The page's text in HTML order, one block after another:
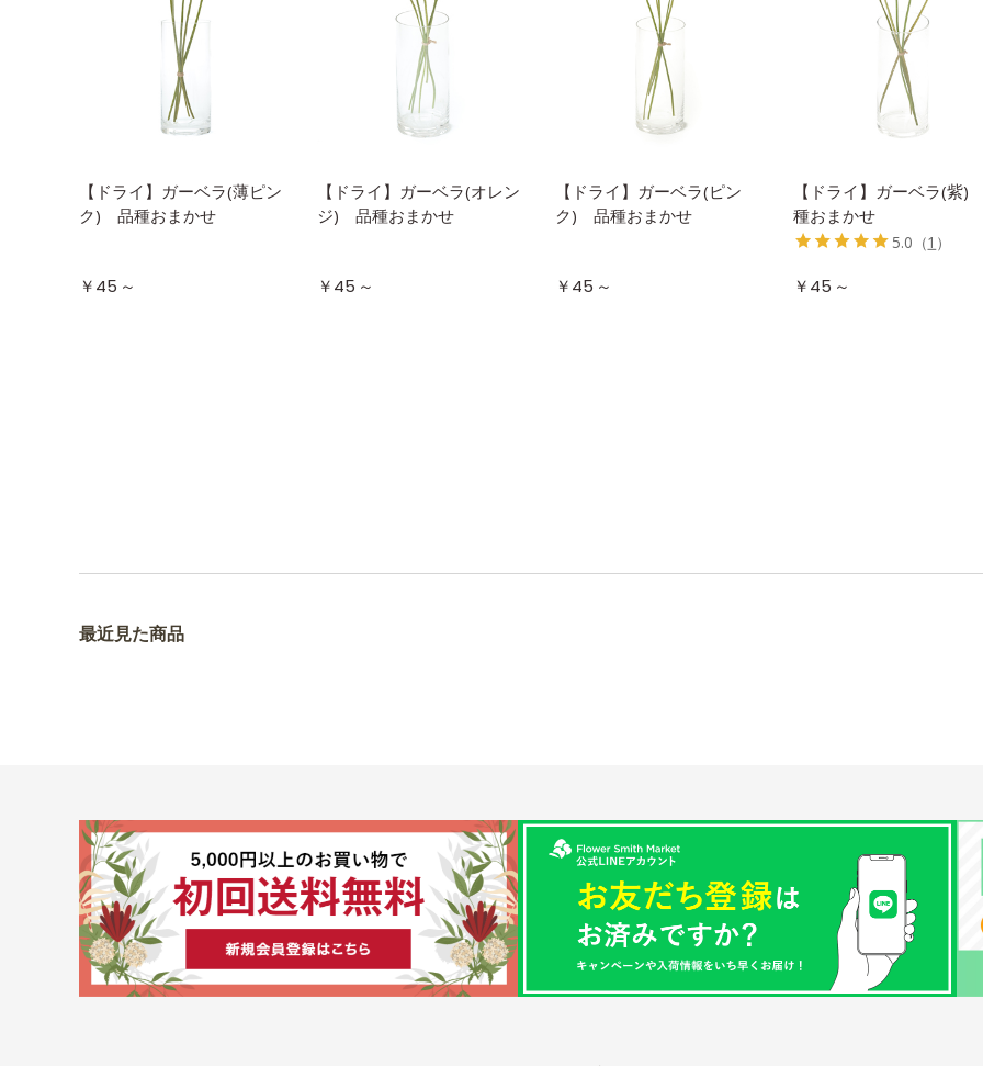
【ドライ】ガーベラ(薄ピン
ク) 品種おまかせ
￥45 ～
【ドライ】ガーベラ(オレン
ジ) 品種おまかせ
￥45 ～
【ドライ】ガーベラ(ピン
ク) 品種おまかせ
￥45 ～
【ドライ】ガーベラ(紫
種おまかせ
5.0 （1 ）
￥45 ～
最近見た商品